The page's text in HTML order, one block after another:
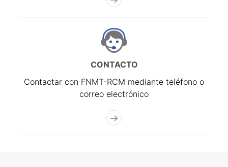
CONTACTO
Contactar con FNMT-RCM mediante teléfono o
correo electrónico